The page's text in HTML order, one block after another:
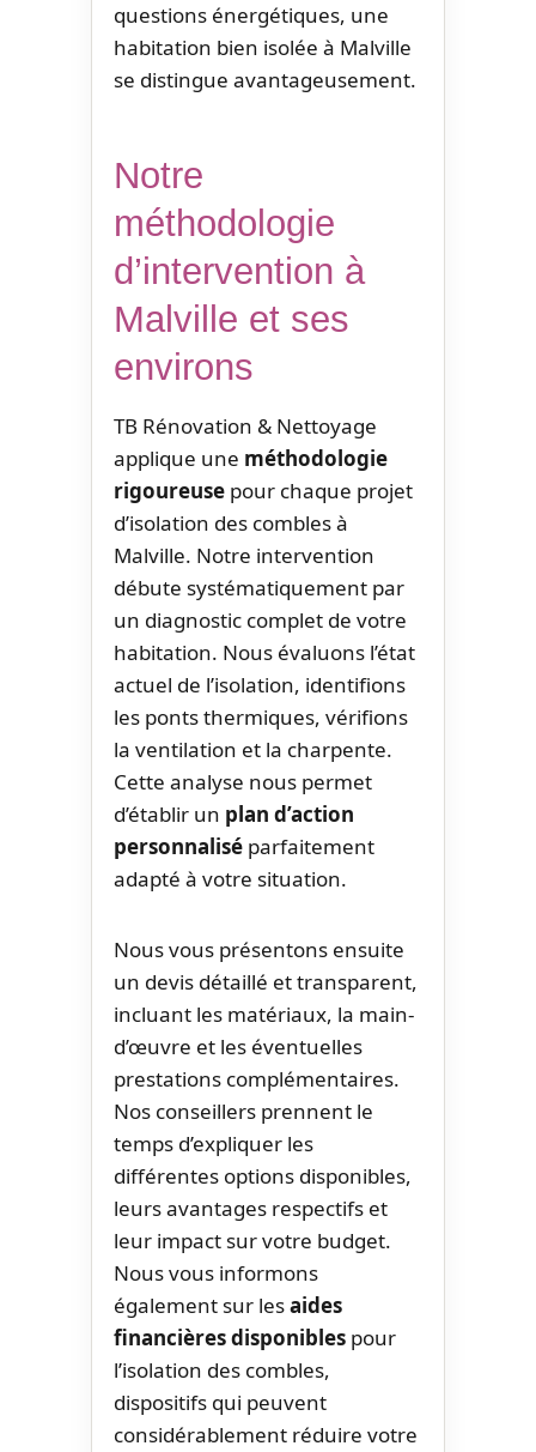
questions énergétiques, une
habitation bien isolée à Malville
se distingue avantageusement.
Notre
méthodologie
d’intervention à
Malville et ses
environs
TB Rénovation & Nettoyage
applique une méthodologie
rigoureuse pour chaque projet
d’isolation des combles à
Malville. Notre intervention
débute systématiquement par
un diagnostic complet de votre
habitation. Nous évaluons l’état
actuel de l’isolation, identifions
les ponts thermiques, vérifions
la ventilation et la charpente.
Cette analyse nous permet
d’établir un plan d’action
personnalisé parfaitement
adapté à votre situation.
Nous vous présentons ensuite
un devis détaillé et transparent,
incluant les matériaux, la main-
d’œuvre et les éventuelles
prestations complémentaires.
Nos conseillers prennent le
temps d’expliquer les
différentes options disponibles,
leurs avantages respectifs et
leur impact sur votre budget.
Nous vous informons
également sur lesaides
financières disponibles pour
l’isolation des combles,
dispositifs qui peuvent
considérablement réduire votre